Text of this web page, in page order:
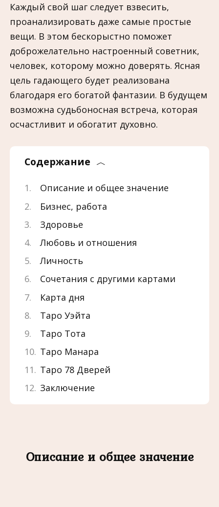
Каждый свой шаг следует взвесить,
проанализировать даже самые простые
вещи. В этом бескорыстно поможет
доброжелательно настроенный советник,
человек, которому можно доверять. Ясная
цель гадающего будет реализована
благодаря его богатой фантазии. В будущем
возможна судьбоносная встреча, которая
осчастливит и обогатит духовно.
Содержание
Описание и общее значение
Бизнес, работа
Здоровье
Любовь и отношения
Личность
Сочетания с другими картами
Карта дня
Таро Уэйта
Таро Тота
Таро Манара
Таро 78 Дверей
Заключение
Описание и общее значение